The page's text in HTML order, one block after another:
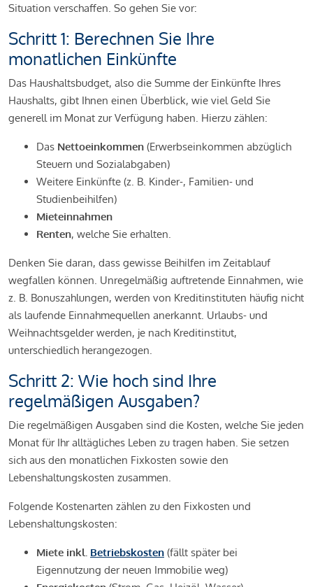
Situation verschaffen. So gehen Sie vor:
Schritt 1: Berechnen Sie Ihre
monatlichen Einkünfte
Das Haushaltsbudget, also die Summe der Einkünfte Ihres
Haushalts, gibt Ihnen einen Überblick, wie viel Geld Sie
generell im Monat zur Verfügung haben. Hierzu zählen:
Das Nettoeinkommen (Erwerbseinkommen abzüglich
Steuern und Sozialabgaben)
Weitere Einkünfte (z. B. Kinder-, Familien- und
Studienbeihilfen)
Mieteinnahmen
Renten, welche Sie erhalten.
Denken Sie daran, dass gewisse Beihilfen im Zeitablauf
wegfallen können. Unregelmäßig auftretende Einnahmen, wie
z. B. Bonuszahlungen, werden von Kreditinstituten häufig nicht
als laufende Einnahmequellen anerkannt. Urlaubs- und
Weihnachtsgelder werden, je nach Kreditinstitut,
unterschiedlich herangezogen.
Schritt 2: Wie hoch sind Ihre
regelmäßigen Ausgaben?
Die regelmäßigen Ausgaben sind die Kosten, welche Sie jeden
Monat für Ihr alltägliches Leben zu tragen haben. Sie setzen
sich aus den monatlichen Fixkosten sowie den
Lebenshaltungskosten zusammen.
Folgende Kostenarten zählen zu den Fixkosten und
Lebenshaltungskosten:
Miete inkl. Betriebskosten (fällt später bei
Eigennutzung der neuen Immobilie weg)